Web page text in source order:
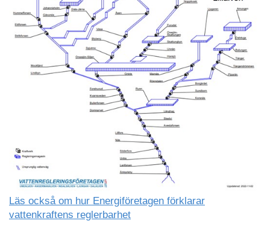
Läs också om hur Energiföretagen förklarar
vattenkraftens reglerbarhet